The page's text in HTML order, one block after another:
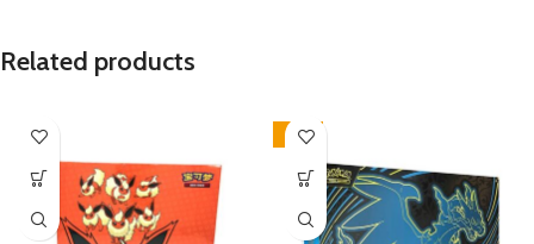
Related products
-17%